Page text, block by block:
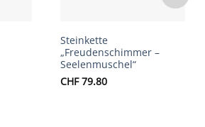
Steinkette
„Freudenschimmer –
Seelenmuschel“
CHF79.80